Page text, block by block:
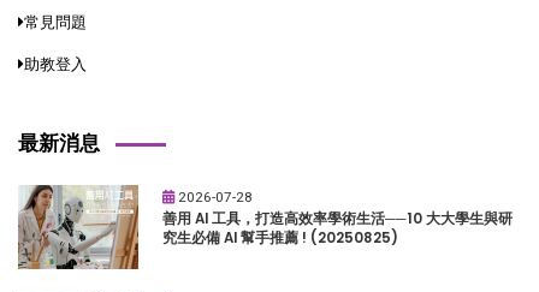
常見問題
助教登入
最新消息
2026-07-28
善用 AI 工具，打造高效率學術生活──10 大大學生與研
究生必備 AI 幫手推薦 ! (20250825)